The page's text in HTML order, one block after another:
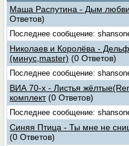
Маша Распутина - Дым
Ответов)
Последнее сообщение:
Николаев и Королёва -
(минус,master) (0 Ответов)
Последнее сообщение:
ВИА 70-х - Листья
комплект (0 Ответов)
Последнее сообщение:
Синяя Птица - Ты мне не
(0 Ответов)